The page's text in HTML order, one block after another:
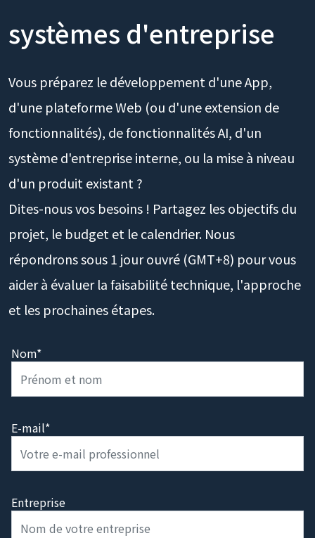
systèmes d'entreprise
Vous préparez le développement d'une App,
d'une plateforme Web (ou d'une extension de
fonctionnalités), de fonctionnalités AI, d'un
système d'entreprise interne, ou la mise à niveau
d'un produit existant ?
Dites-nous vos besoins ! Partagez les objectifs du
projet, le budget et le calendrier. Nous
répondrons sous 1 jour ouvré (GMT+8) pour vous
aider à évaluer la faisabilité technique, l'approche
et les prochaines étapes.
Nom*
E-mail*
Entreprise